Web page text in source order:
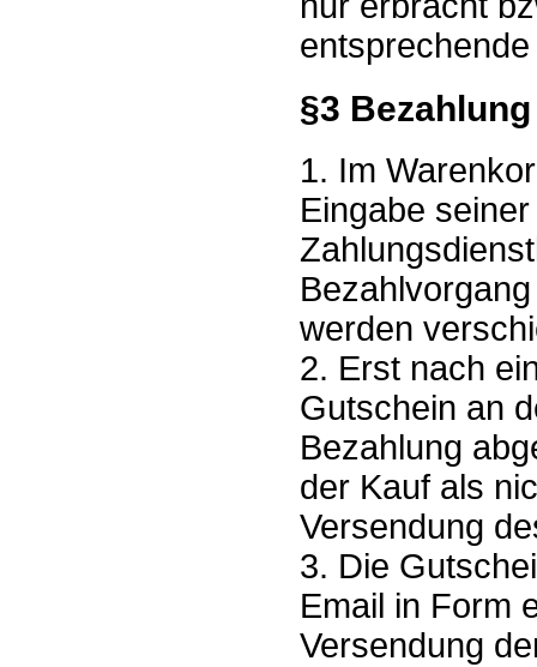
§3
1. Im
Eingabe
werden
2. Erst nach
Gutschein an
Bezahlung
der Kauf als
Versendung
3. Die
Email in Form
Versendung